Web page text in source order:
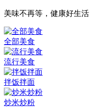
美味不再等，健康好生活
全部美食
流行美食
拌饭拌面
炒米炒粉